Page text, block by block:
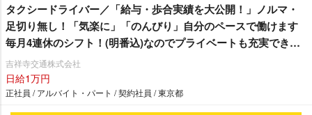
タクシードライバー／「給与・歩合実績を大公開！」ノルマ・
足切り無し！「気楽に」「のんびり」自分のペースで働けます
毎月4連休のシフト！(明番込)なのでプライベートも充実できま
す♪
吉祥寺交通株式会社
日給1万円
正社員 / アルバイト・パート / 契約社員 / 東京都